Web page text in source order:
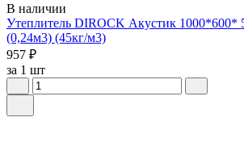
В наличии
Утеплитель DIROCK Акустик 1000*600*
(0,24м3) (45кг/м3)
957 ₽
за 1 шт